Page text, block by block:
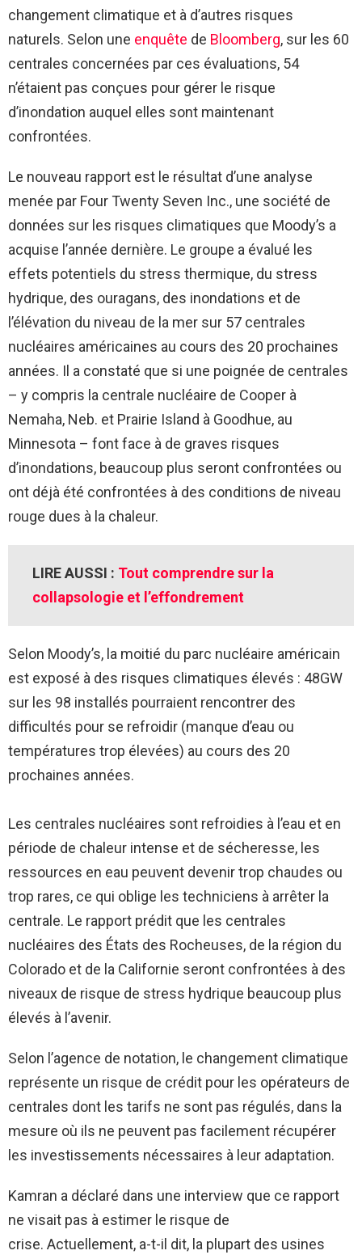
changement climatique et à d’autres risques
naturels. Selon une enquête de Bloomberg, sur les 60
centrales concernées par ces évaluations, 54
n’étaient pas conçues pour gérer le risque
d’inondation auquel elles sont maintenant
confrontées.
Le nouveau rapport est le résultat d’une analyse
menée par Four Twenty Seven Inc., une société de
données sur les risques climatiques que Moody’s a
acquise l’année dernière. Le groupe a évalué les
effets potentiels du stress thermique, du stress
hydrique, des ouragans, des inondations et de
l’élévation du niveau de la mer sur 57 centrales
nucléaires américaines au cours des 20 prochaines
années. Il a constaté que si une poignée de centrales
– y compris la centrale nucléaire de Cooper à
Nemaha, Neb. et Prairie Island à Goodhue, au
Minnesota – font face à de graves risques
d’inondations, beaucoup plus seront confrontées ou
ont déjà été confrontées à des conditions de niveau
rouge dues à la chaleur.
LIRE AUSSI : Tout comprendre sur la
collapsologie et l’effondrement
Selon Moody’s, la moitié du parc nucléaire américain
est exposé à des risques climatiques élevés : 48GW
sur les 98 installés pourraient rencontrer des
difficultés pour se refroidir (manque d’eau ou
températures trop élevées) au cours des 20
prochaines années.
Les centrales nucléaires sont refroidies à l’eau et en
période de chaleur intense et de sécheresse, les
ressources en eau peuvent devenir trop chaudes ou
trop rares, ce qui oblige les techniciens à arrêter la
centrale. Le rapport prédit que les centrales
nucléaires des États des Rocheuses, de la région du
Colorado et de la Californie seront confrontées à des
niveaux de risque de stress hydrique beaucoup plus
élevés à l’avenir.
Selon l’agence de notation, le changement climatique
représente un risque de crédit pour les opérateurs de
centrales dont les tarifs ne sont pas régulés, dans la
mesure où ils ne peuvent pas facilement récupérer
les investissements nécessaires à leur adaptation.
Kamran a déclaré dans une interview que ce rapport
ne visait pas à estimer le risque de
crise. Actuellement, a-t-il dit, la plupart des usines